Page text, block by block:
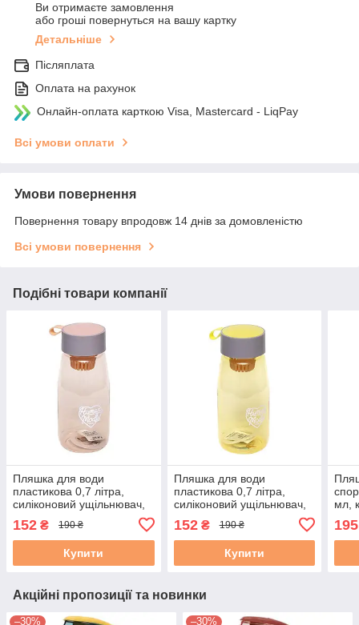
Ви отримаєте замовлення
або гроші повернуться на вашу картку
Детальніше
Післяплата
Оплата на рахунок
Онлайн-оплата карткою Visa, Mastercard - LiqPay
Всі умови оплати
Умови повернення
Повернення товару впродовж 14 днів за домовленістю
Всі умови повернення
Подібні товари компанії
Пляшка для води
пластикова 0,7 літра,
силіконовий ущільнювач,
152 ₴ 190 ₴
Купити
Пляшка для води
пластикова 0,7 літра,
силіконовий ущільнювач,
152₴ 190 ₴
Купити
мл,
Акційні пропозиції та новинки
–30% –30%